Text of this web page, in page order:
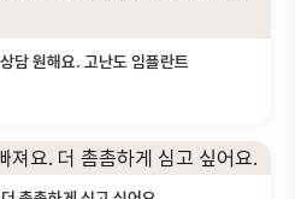
담 원해요. 고난도 임플란트